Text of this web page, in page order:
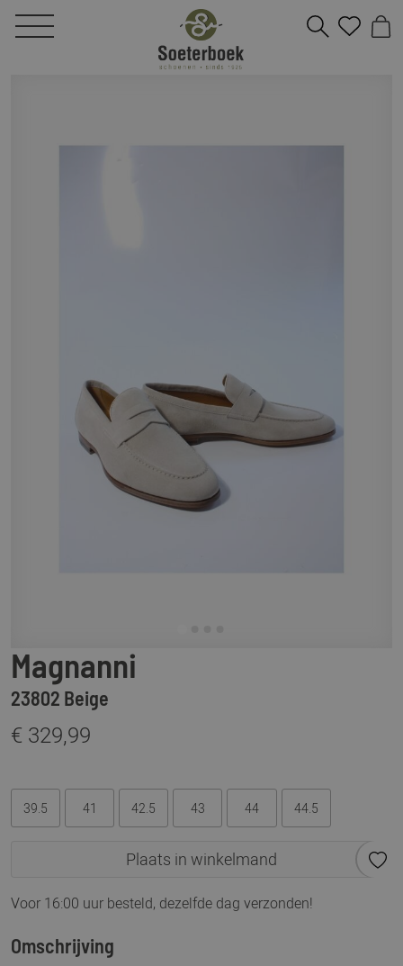
Magnanni
23802 Beige
€ 329,99
39.5 41 42.5 43 44 44.5
Plaats in winkelmand
Voor 16:00 uur besteld, dezelfde dag verzonden!
Omschrijving